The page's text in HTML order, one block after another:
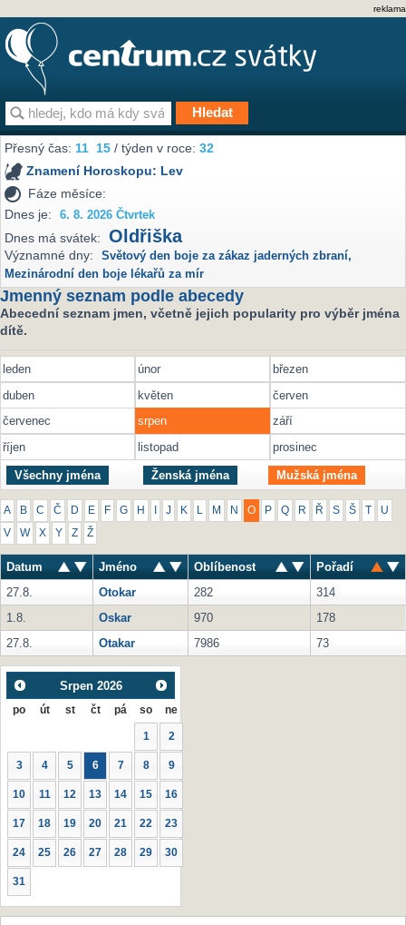
reklama
Přesný čas:11 15 / týden v roce:32
Znamení Horoskopu: Lev
Fáze měsíce:
Dnes je:
6. 8. 2026 Čtvrtek
Dnes má svátek: Oldřiška
Významné dny: Světový den boje za zákaz jaderných zbraní,
Mezinárodní den boje lékařů za mír
Jmenný seznam podle abecedy
Abecední seznam jmen, včetně jejich popularity pro výběr jména
dítě.
leden únor
březen
duben
květen
červen
červenec
srpen
září
říjen
listopad prosinec
Všechny jména Ženská jména Mužská jména
A B C Č D E F G H J K M N O P Q R Ř S Š U
V W X Y Z Ž
Datum Jméno Oblíbenost
Pořadí
27.8.
Otokar 282
314
1.8.
Oskar 970
178
27.8.
Otakar 7986 73
Srpen 2026
po út st čt pá so ne
1 2
3 4 5 6 7 8 9
10 11 12 13 14 15 16
17 18 19 20 21 22 23
24 25 26 27 28 29 30
31